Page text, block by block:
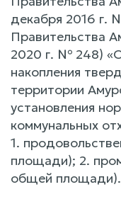
декабря 2016 г.
Правительства
2020 г. № 248)
накопления
территории
установления
коммунальных
1.
площади); 2.
общей площади).